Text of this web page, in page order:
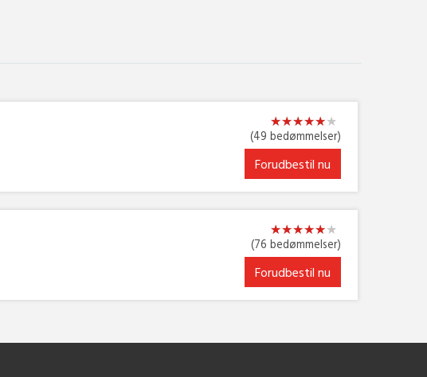
★★★★★★
★★★★★★
(49 bedømmelser)
Forudbestil nu
★★★★★★
★★★★★★
(76 bedømmelser)
Forudbestil nu